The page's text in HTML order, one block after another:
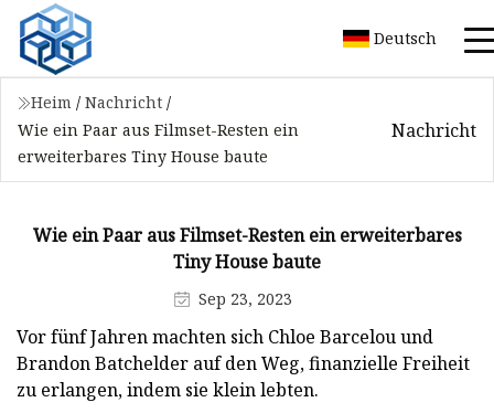
Deutsch
Heim / Nachricht /
Wie ein Paar aus Filmset-Resten ein
erweiterbares Tiny House baute
Nachricht
Wie ein Paar aus Filmset-Resten ein erweiterbares
Tiny House baute
Sep 23, 2023
Vor fünf Jahren machten sich Chloe Barcelou und
Brandon Batchelder auf den Weg, finanzielle Freiheit
zu erlangen, indem sie klein lebten.